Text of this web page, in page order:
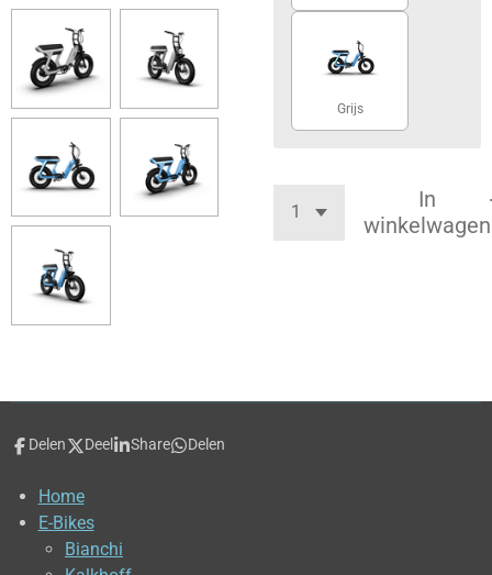
Grijs
In
winkelwagen
Delen Deel Share Delen
Home
E-Bikes
Bianchi